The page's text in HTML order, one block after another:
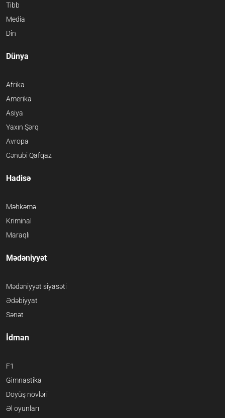
Tibb
Media
Din
Dünya
Afrika
Amerika
Asiya
Yaxın Şərq
Avropa
Cənubi Qafqaz
Hadisə
Məhkəmə
Kriminal
Maraqlı
Mədəniyyət
Mədəniyyət siyasəti
Ədəbiyyat
Sənət
İdman
F1
Gimnastika
Döyüş növləri
Əl oyunları